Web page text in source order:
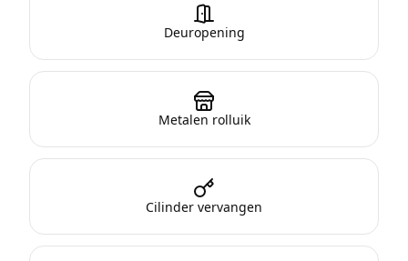
Deuropening
Metalen rolluik
Cilinder vervangen